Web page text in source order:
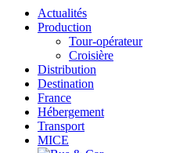
Actualités
Production
Tour-opérateur
Croisière
Distribution
Destination
France
Hébergement
Transport
MICE